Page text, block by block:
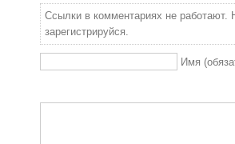
Ссылки в комментариях не работают.
зарегистрируйся.
Имя